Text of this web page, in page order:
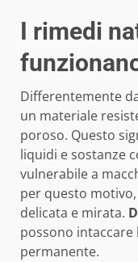
I rimedi
Differentemente
un materiale
poroso. Questo
liquidi e sostanze
vulnerabile a
per questo
delicata e mirata.
possono
permanente.